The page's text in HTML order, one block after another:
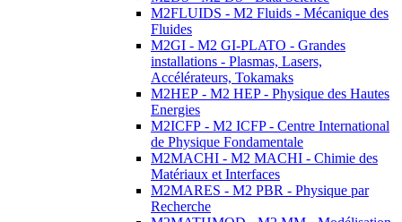
M2FLUIDS - M2 Fluids - Mécanique des
Fluides
M2GI - M2 GI-PLATO - Grandes
installations - Plasmas, Lasers,
Accélérateurs, Tokamaks
M2HEP - M2 HEP - Physique des Hautes
Energies
M2ICFP - M2 ICFP - Centre International
de Physique Fondamentale
M2MACHI - M2 MACHI - Chimie des
Matériaux et Interfaces
M2MARES - M2 PBR - Physique par
Recherche